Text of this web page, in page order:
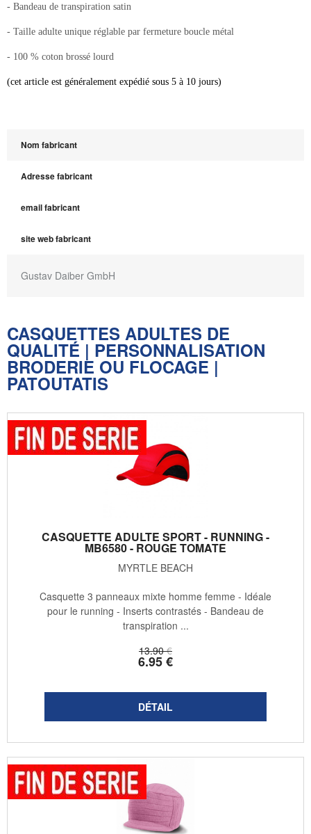
- Bandeau de transpiration satin
- Taille adulte unique réglable par fermeture boucle métal
- 100 % coton brossé lourd
(cet article est généralement expédié sous 5 à 10 jours)
Nom fabricant
Adresse fabricant
email fabricant
site web fabricant
Gustav Daiber GmbH
CASQUETTES ADULTES DE
QUALITÉ | PERSONNALISATION
BRODERIE OU FLOCAGE |
PATOUTATIS
CASQUETTE ADULTE SPORT - RUNNING -
MB6580 - ROUGE TOMATE
MYRTLE BEACH
13.90 €
6.95€
Casquette 3 panneaux mixte homme femme - Idéale
pour le running - Inserts contrastés - Bandeau de
transpiration ...